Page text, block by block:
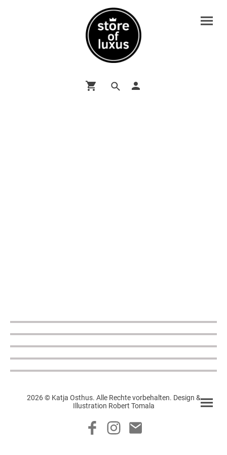
2026 © Katja Osthus. Alle Rechte vorbehalten. Design &
Illustration Robert Tomala